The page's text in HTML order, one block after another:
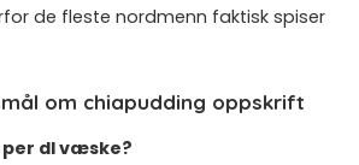
de fleste nordmenn faktisk spiser
om chiapudding oppskrift
dl væske?